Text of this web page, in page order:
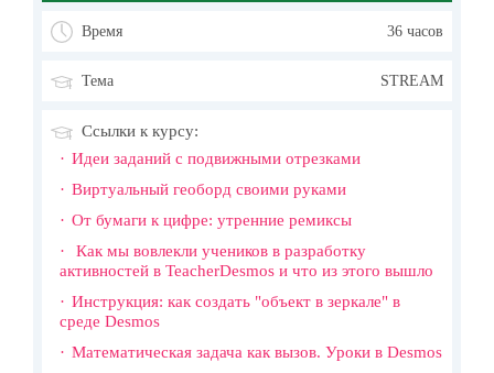
Время 36 часов
Тема STREAM
Ссылки к курсу:
Идеи заданий с подвижными отрезками
Виртуальный геоборд своими руками
От бумаги к цифре: утренние ремиксы
Как мы вовлекли учеников в разработку
активностей в TeacherDesmos и что из этого вышло
Инструкция: как создать "объект в зеркале" в
среде Desmos
Математическая задача как вызов. Уроки в Desmos